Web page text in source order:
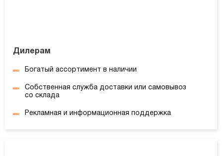
Дилерам
Богатый ассортимент в наличии
Собственная служба доставки или самовывоз
со склада
Рекламная и информационная поддержка